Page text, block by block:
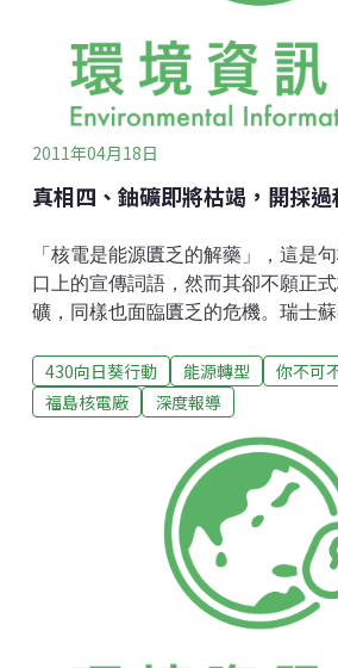
2011年04月18日
真相四、鈾礦即將枯竭，開採
「核電是能源匱乏的解藥」，這是
口上的宣傳詞語，然而其卻不願正
礦，同樣也面臨匱乏的危機。瑞士
來：事實與虛構》(The Future of
and Fiction)一文中，既指出「最快
2006年的報告中，也同樣指出2020
現匱乏的情形。既使是推廣核能不
總署，根據其2007年出版的鈾礦紅
蘊藏量為330萬公噸，而當前全球每
鈾礦量為6萬5千公噸。因此在總裝
有的鈾礦蘊藏量，也將在50年使用
油更早面臨耗竭的狀況下，擴張核
430向日葵行動 能源轉型
你不可
福島核電廠
深度報導